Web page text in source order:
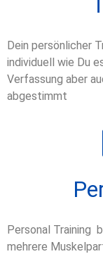
Dein persönlicher
individuell wie Du
Verfassung aber
abgestimmt
Personal Training
mehrere